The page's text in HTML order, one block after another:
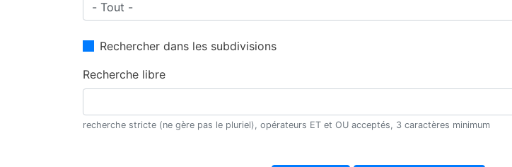
Rechercher dans les subdivisions
Recherche libre
recherche stricte (ne gère pas le pluriel), opérateurs ET et OU acceptés, 3 caractères minimum